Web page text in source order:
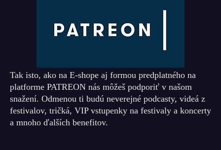
Tak isto, ako na E-shope aj formou predplatného na
platforme PATREON nás môžeš podporiť v našom
snažení. Odmenou ti budú neverejné podcasty, videá z
festivalov, tričká, VIP vstupenky na festivaly a koncerty
a mnoho ďalších benefitov.